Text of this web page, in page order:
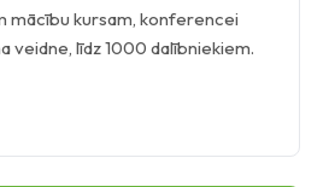
mācību kursam, konferencei
veidne, līdz 1000 dalībniekiem.